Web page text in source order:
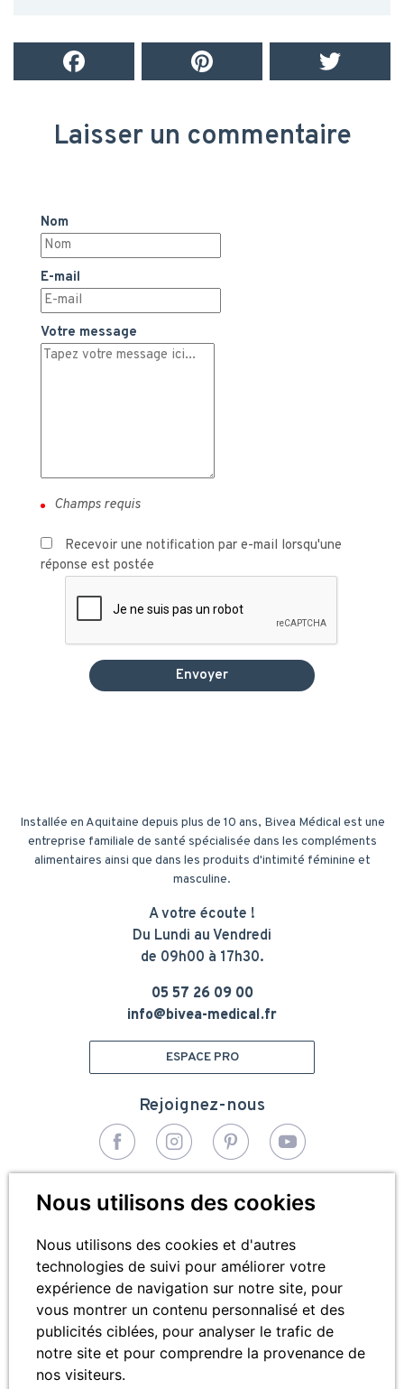
Nous utilisons des cookies
Nous utilisons des cookies et d'autres
technologies de suivi pour améliorer votre
expérience de navigation sur notre site, pour
vous montrer un contenu personnalisé et des
publicités ciblées, pour analyser le trafic de
notre site et pour comprendre la provenance de
nos visiteurs.
Laisser un commentaire
Nom
E-mail
Votre message
Recevoir une notification par e-mail lorsqu'une
réponse est postée
Installée en Aquitaine depuis plus de 10 ans, Bivea Médical est une
entreprise familiale de santé spécialisée dans les compléments
alimentaires ainsi que dans les produits d'intimité féminine et
masculine.
A votre écoute !
Du Lundi au Vendredi
de 09h00 à 17h30.
05 57 26 09 00
info@bivea-medical.fr
ESPACE PRO
de
page
Mentions légales
Cookies
Contactez-nous
Rejoignez-nous